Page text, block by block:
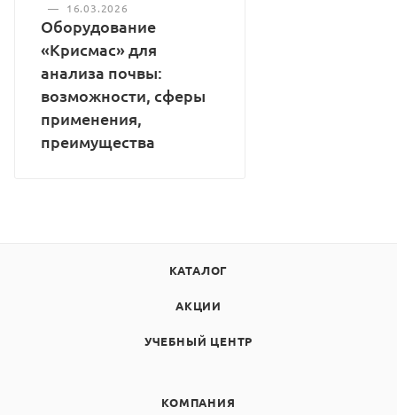
—
16.03.2026
Оборудование
«Крисмас» для
анализа почвы:
возможности, сферы
применения,
преимущества
КАТАЛОГ
АКЦИИ
УЧЕБНЫЙ ЦЕНТР
КОМПАНИЯ